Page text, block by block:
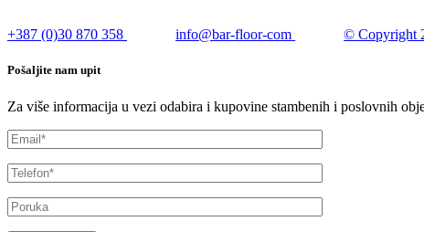
+387 (0)30 870 358 info@bar-floor-com © Copyright
Pošaljite nam upit
Za više informacija u vezi odabira i kupovine stambenih i poslovnih